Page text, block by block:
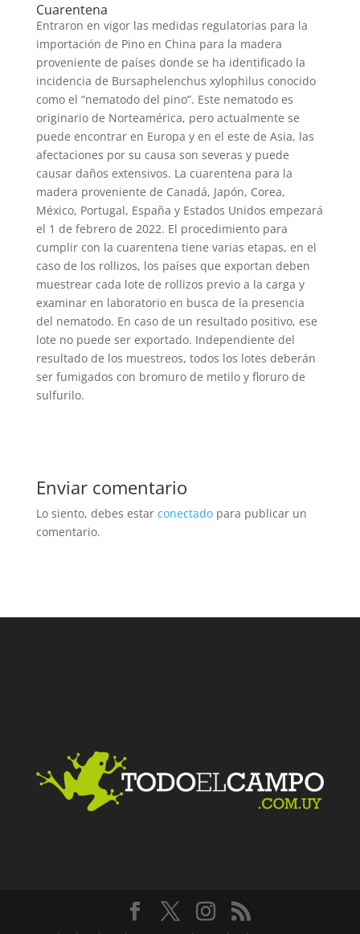
Cuarentena
Entraron en vigor las medidas regulatorias para la
importación de Pino en China para la madera
proveniente de países donde se ha identificado la
incidencia de Bursaphelenchus xylophilus conocido
como el “nematodo del pino”. Este nematodo es
originario de Norteamérica, pero actualmente se
puede encontrar en Europa y en el este de Asia, las
afectaciones por su causa son severas y puede
causar daños extensivos. La cuarentena para la
madera proveniente de Canadá, Japón, Corea,
México, Portugal, España y Estados Unidos empezará
el 1 de febrero de 2022. El procedimiento para
cumplir con la cuarentena tiene varias etapas, en el
caso de los rollizos, los países que exportan deben
muestrear cada lote de rollizos previo a la carga y
examinar en laboratorio en busca de la presencia
del nematodo. En caso de un resultado positivo, ese
lote no puede ser exportado. Independiente del
resultado de los muestreos, todos los lotes deberán
ser fumigados con bromuro de metilo y floruro de
sulfurilo.
Enviar comentario
Lo siento, debes estar conectadopara publicar un
comentario.
Facebook